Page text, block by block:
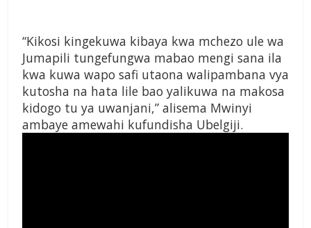
“Kikosi kingekuwa kibaya kwa mchezo ule wa
Jumapili tungefungwa mabao mengi sana ila
kwa kuwa wapo safi utaona walipambana vya
kutosha na hata lile bao ya­likuwa na makosa
kidogo tu ya uwanjani,” alisema Mwinyi
ambaye amewahi kufundisha Ubelgiji.